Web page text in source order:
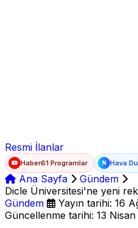
Resmi İlanlar
Haber61 Programlar N Hava
Ana Sayfa
Gündem
Dicle Üniversitesi'ne yeni
Eronat kimdir? Nereli, kaç
Gündem
Yayın tarihi: 16
Güncellenme tarihi: 13